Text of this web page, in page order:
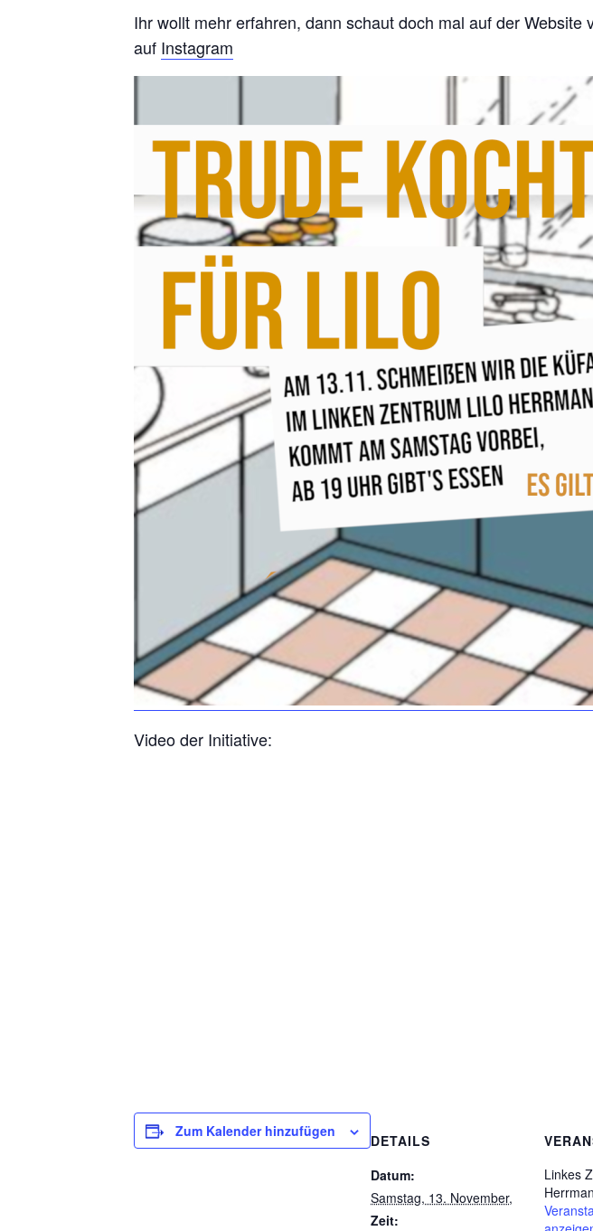
Ihr wollt mehr erfahren, dann schaut doch mal auf der Website
auf Instagram
Video der Initiative:
Zum Kalender hinzufügen
DETAILS
Datum:
Samstag, 13. November,
Zeit:
Linkes